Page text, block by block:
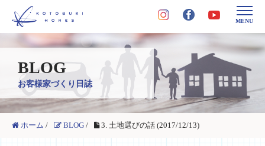
MENU
BLOG
お客様家づくり日誌
ホーム / BLOG / 3. 土地選びの話 (2017/12/13)